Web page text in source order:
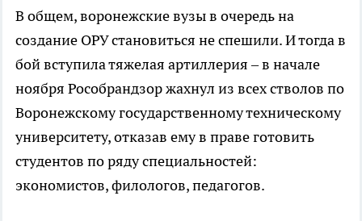
В общем, воронежские вузы в очередь на
создание ОРУ становиться не спешили. И тогда в
бой вступила тяжелая артиллерия – в начале
ноября Рособрандзор жахнул из всех стволов по
Воронежскому государственному техническому
университету, отказав ему в праве готовить
студентов по ряду специальностей:
экономистов, филологов, педагогов.